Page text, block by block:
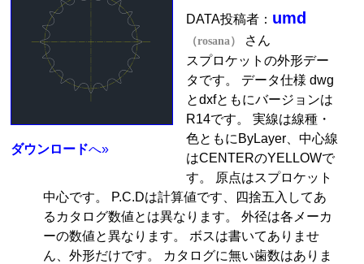
ダウンロードへ»
DATA投稿者： umd
（rosana）
さん
スプロケットの外形デー
タです。 データ仕様 dwg
とdxfともにバージョンは
R14です。 実線は線種・
色ともにByLayer、中心線
はCENTERのYELLOWで
す。 原点はスプロケット
中心です。 P.C.Dは計算値です、四捨五入してあ
るカタログ数値とは異なります。 外径は各メーカ
ーの数値と異なります。 ボスは書いてありませ
ん、外形だけです。 カタログに無い歯数はありま